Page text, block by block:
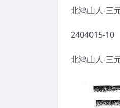
北鸿山人-三
2404015-10
北鸿山人-三